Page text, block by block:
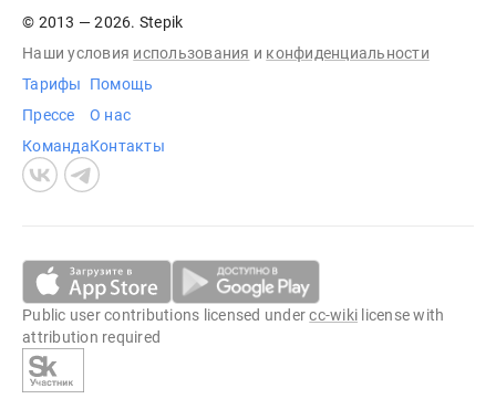
© 2013 — 2026. Stepik
Наши условия использования и конфиденциальности
Тарифы
Прессе
Команда
Помощь
О нас
Контакты
Public user contributions licensed undercc-wiki license with
attribution required